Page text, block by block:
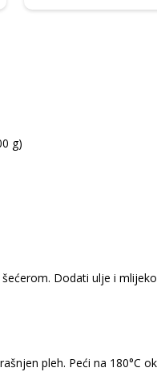
g)
Dodati ulje i
pleh. Peći na 180°C